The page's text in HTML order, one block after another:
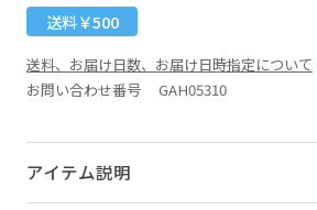
送料￥500
送料、お届け日数、お届け日時指定について
お問い合わせ番号 GAH05310
アイテム説明